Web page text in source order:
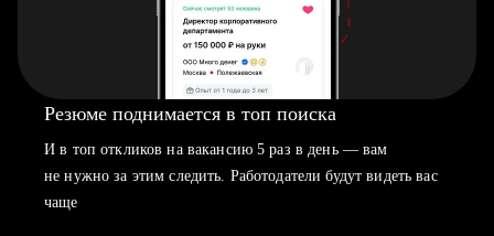
Резюме поднимается в топ поиска
И в топ откликов на вакансию 5 раз в день — вам
не нужно за этим следить. Работодатели будут видеть вас
чаще